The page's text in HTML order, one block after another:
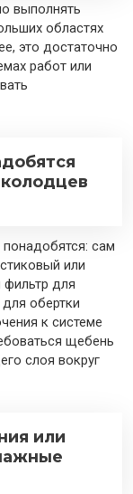
выполнять
областях
это достаточно
работ или
сам
или
для
обертки
к системе
щебень
слоя вокруг
или